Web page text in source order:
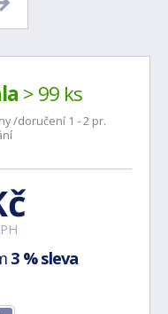
> 99 ks
/doručení 1 - 2 pr.
3 % sleva